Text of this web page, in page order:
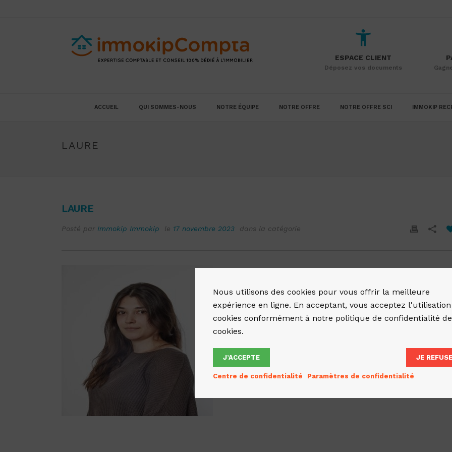
ESPACE CLIENT
Déposez vos documents
ACCUEIL QUI SOMMES-NOUS NOTRE ÉQUIPE NOTRE OFFRE NOTRE OFFRE SCI IMMOKIP
LAURE
LAURE
Posté par Immokip Immokip le 17 novembre 2023 dans la catégorie
Nous utilisons des cookies pour vous offrir la meilleure
expérience en ligne. En acceptant, vous acceptez
cookies conformément à notre politique de confidentialité
cookies.
J’ACCEPTE JE REFUSE
Centre de confidentialité Paramètres de confidentialité